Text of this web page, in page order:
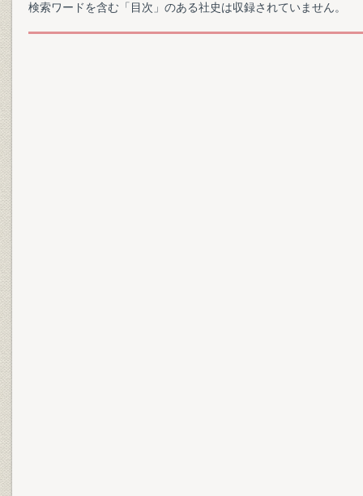
検索ワードを含む「目次」のある社史は収録されていません。